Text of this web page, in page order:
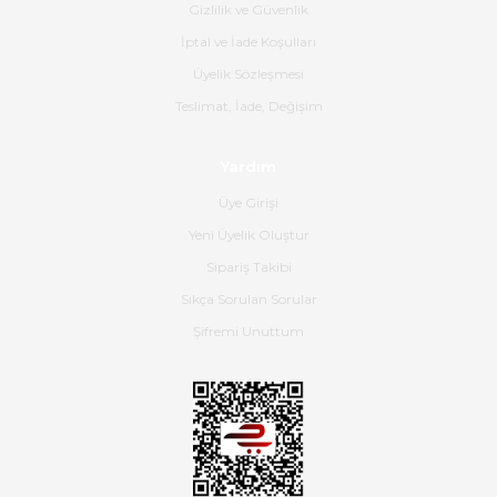
olmuş, tam istediğim gibi. Ayrıca
Ürün iki gün içinde elime
hassasiyetleri ve Ürünün kalitesi
Gizlilik ve Güvenlik
İptal ve İade Koşulları
Üyelik Sözleşmesi
Teslimat, İade, Değişim
Üye Girişi
Yeni Üyelik Oluştur
Sipariş Takibi
Sıkça Sorulan Sorular
Şifremi Unuttum